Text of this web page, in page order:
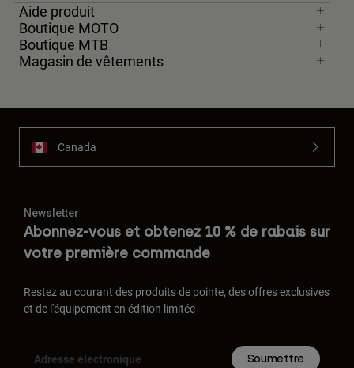
Aide produit
Boutique MOTO
Boutique MTB
Magasin de vêtements
Canada
Newsletter
Abonnez-vous et obtenez 10 % de rabais sur
votre première commande
Restez au courant des produits de pointe, des offres exclusives
et de l'équipement en édition limitée
Soumettre